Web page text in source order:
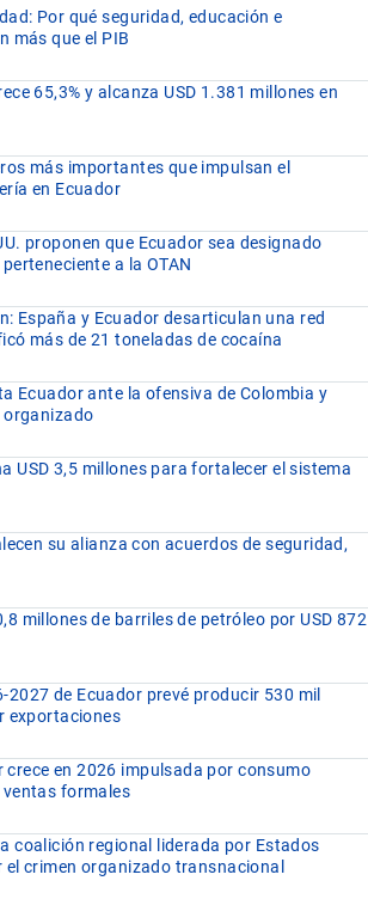
Por qué seguridad, educación e
más que el PIB
65,3% y alcanza USD 1.381 millones en
más importantes que impulsan el
en Ecuador
proponen que Ecuador sea designado
a la OTAN
España y Ecuador desarticulan una red
más de 21 toneladas de cocaína
Ecuador ante la ofensiva de Colombia y
organizado
USD 3,5 millones para fortalecer el sistema
su alianza con acuerdos de seguridad,
millones de barriles de petróleo por USD 872
de Ecuador prevé producir 530 mil
exportaciones
crece en 2026 impulsada por consumo
formales
coalición regional liderada por Estados
crimen organizado transnacional